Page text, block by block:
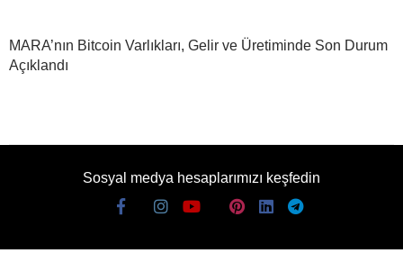
MARA’nın Bitcoin Varlıkları, Gelir ve Üretiminde Son Durum
Açıklandı
Sosyal medya hesaplarımızı keşfedin